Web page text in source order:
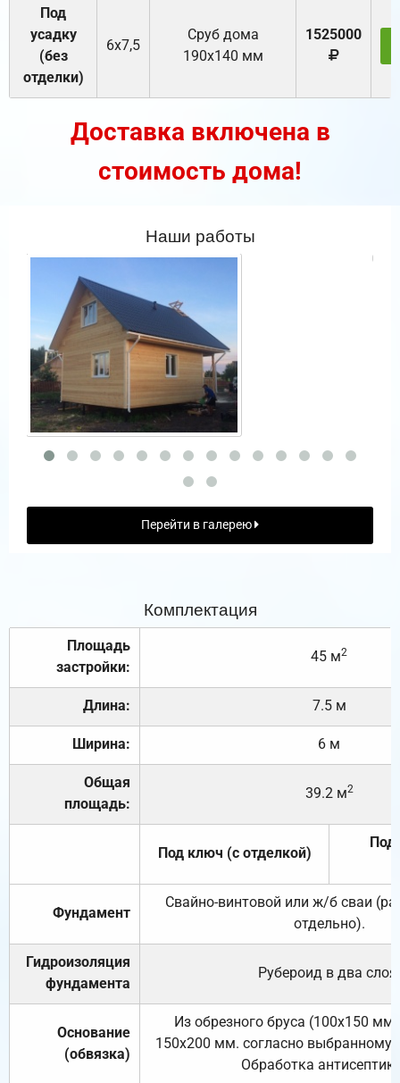
Под
усадку
(без
отделки)
6х7,5
Cруб дома
190х140 мм
1525000
Доставка включена в
стоимость дома!
Наши работы
Перейти в галерею
Комплектация
Площадь
застройки:
45 м2
Длина: 7.5 м
Ширина: 6 м
Общая
площадь:
39.2 м2
Под ключ (с отделкой)
Под
Фундамент
Свайно-винтовой или ж/б сваи
отдельно).
Гидроизоляция
фундамента
Рубероид в два слоя.
Основание
(обвязка)
Из обрезного бруса (100х150
150х200 мм. согласно выбранному
Обработка